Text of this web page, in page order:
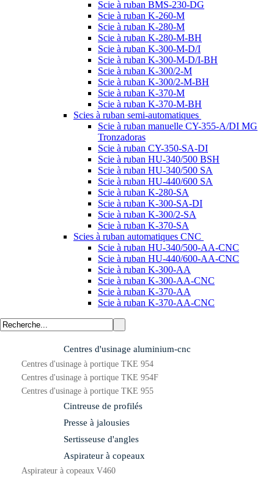
Scie à ruban BMS-230-DG
Scie à ruban K-260-M
Scie à ruban K-280-M
Scie à ruban K-280-M-BH
Scie à ruban K-300-M-D/I
Scie à ruban K-300-M-D/I-BH
Scie à ruban K-300/2-M
Scie à ruban K-300/2-M-BH
Scie à ruban K-370-M
Scie à ruban K-370-M-BH
Scies à ruban semi-automatiques
Scie à ruban manuelle CY-355-A/DI MG
Tronzadoras
Scie à ruban CY-350-SA-DI
Scie à ruban HU-340/500 BSH
Scie à ruban HU-340/500 SA
Scie à ruban HU-440/600 SA
Scie à ruban K-280-SA
Scie à ruban K-300-SA-DI
Scie à ruban K-300/2-SA
Scie à ruban K-370-SA
Scies à ruban automatiques CNC
Scie à ruban HU-340/500-AA-CNC
Scie à ruban HU-440/600-AA-CNC
Scie à ruban K-300-AA
Scie à ruban K-300-AA-CNC
Scie à ruban K-370-AA
Scie à ruban K-370-AA-CNC
Centres d'usinage aluminium-cnc
Centres d'usinage à portique TKE 954
Centres d'usinage à portique TKE 954F
Centres d'usinage à portique TKE 955
Cintreuse de profilés
Presse à jalousies
Sertisseuse d'angles
Aspirateur à copeaux
Aspirateur à copeaux V460